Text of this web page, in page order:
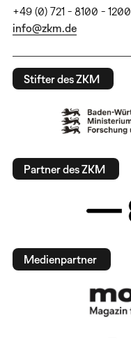
+49 (0) 721 - 8100 - 1200
info@zkm.de
Stifter des ZKM
Partner des ZKM
Medienpartner